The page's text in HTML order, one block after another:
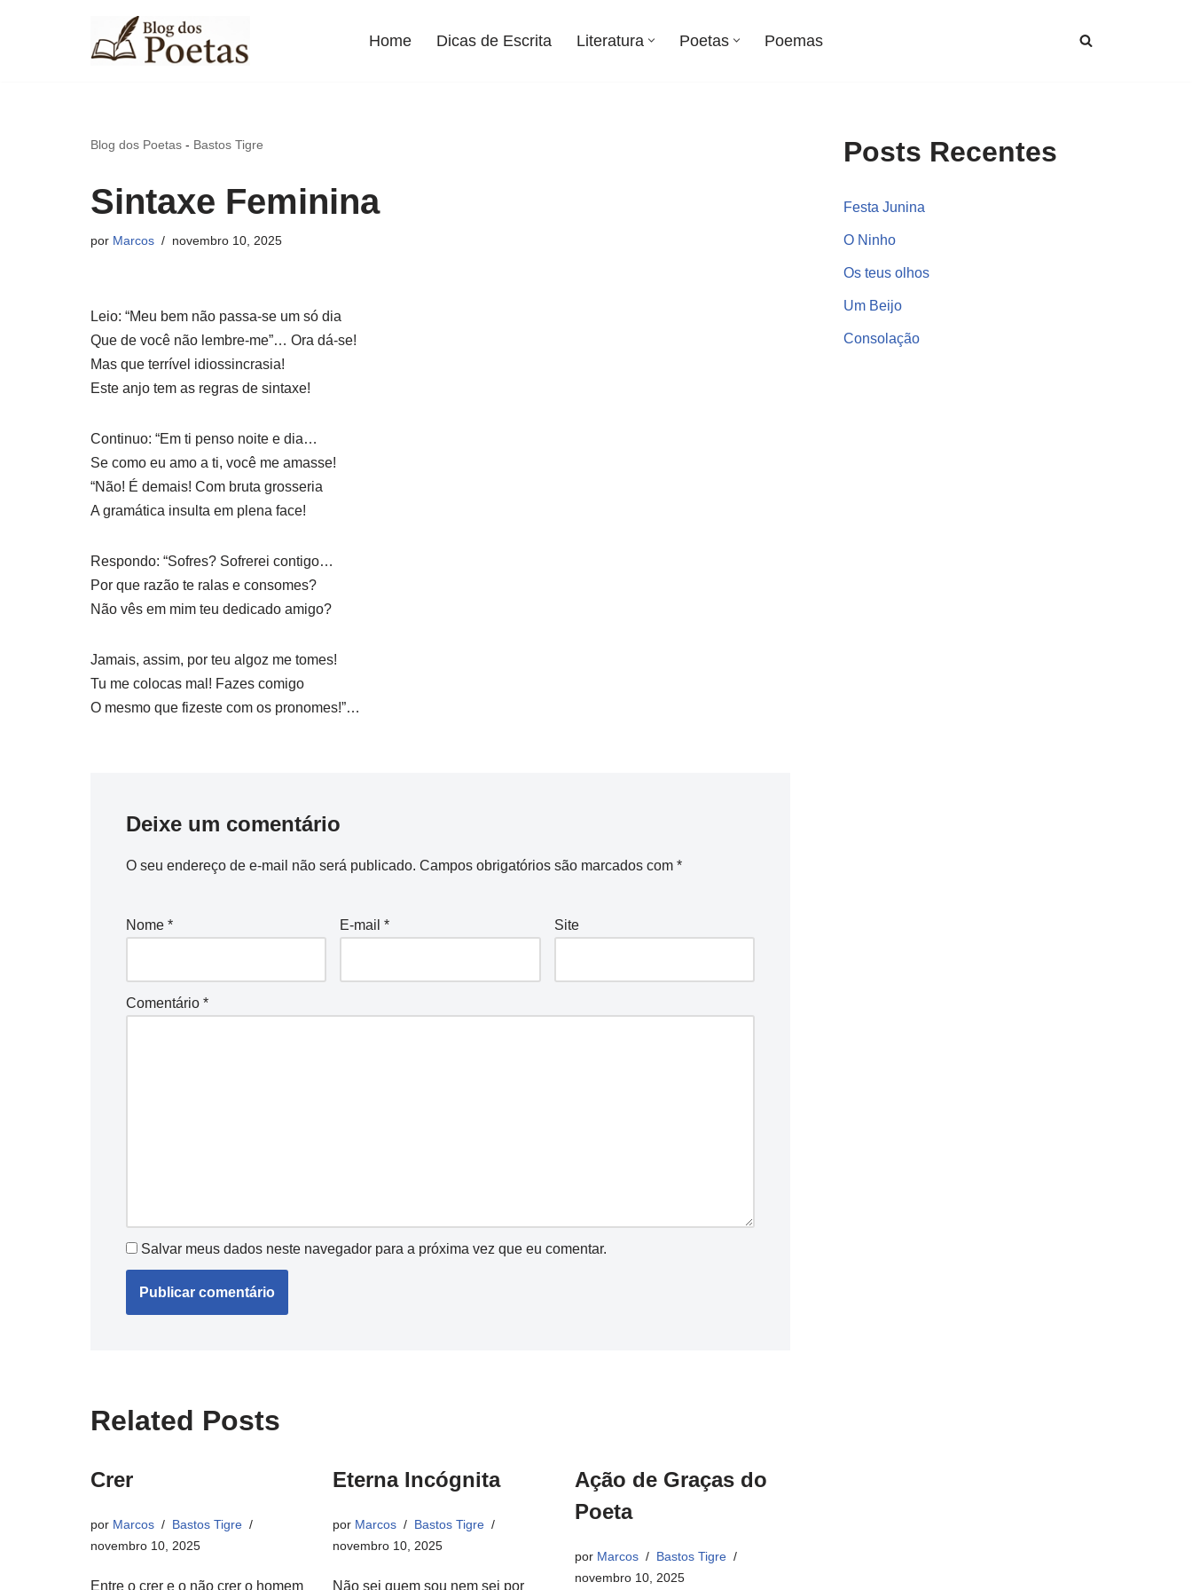
Home Dicas de Escrita Literatura Poetas Poemas
Blog dos Poetas - Bastos Tigre
Sintaxe Feminina
por Marcos novembro 10, 2025
Leio: “Meu bem não passa-se um só dia
Que de você não lembre-me”… Ora dá-se!
Mas que terrível idiossincrasia!
Este anjo tem as regras de sintaxe!
Continuo: “Em ti penso noite e dia…
Se como eu amo a ti, você me amasse!
“Não! É demais! Com bruta grosseria
A gramática insulta em plena face!
Respondo: “Sofres? Sofrerei contigo…
Por que razão te ralas e consomes?
Não vês em mim teu dedicado amigo?
Jamais, assim, por teu algoz me tomes!
Tu me colocas mal! Fazes comigo
O mesmo que fizeste com os pronomes!”…
Deixe um comentário
O seu endereço de e-mail não será publicado. Campos obrigatórios são marcados com *
Nome * E-mail* Site
Comentário *
Salvar meus dados neste navegador para a próxima vez que eu comentar.
Related Posts
Crer
por Marcos
Bastos Tigre
novembro 10, 2025
Entre o crer e o não crer o homem
Eterna Incógnita
por Marcos
Bastos Tigre
novembro 10, 2025
Não sei quem sou nem sei por
Ação de Graças do
Poeta
por Marcos
Bastos Tigre
novembro 10, 2025
Posts Recentes
Festa Junina
O Ninho
Os teus olhos
Um Beijo
Consolação